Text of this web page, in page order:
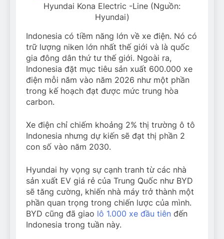
Hyundai Kona Electric -Line (Nguồn:
Hyundai)
Indonesia có tiềm năng lớn về xe điện. Nó có
trữ lượng niken lớn nhất thế giới và là quốc
gia đông dân thứ tư thế giới. Ngoài ra,
Indonesia đặt mục tiêu sản xuất 600.000 xe
điện mỗi năm vào năm 2026 như một phần
trong kế hoạch đạt được mức trung hòa
carbon.
Xe điện chỉ chiếm khoảng 2% thị trường ô tô
Indonesia nhưng dự kiến sẽ đạt thị phần 2
con số vào năm 2030.
Hyundai hy vọng sự cạnh tranh từ các nhà
sản xuất EV giá rẻ của Trung Quốc như BYD
sẽ tăng cường, khiến nhà máy trở thành một
phần quan trọng trong chiến lược của mình.
BYD cũng đã giao lô 1.000 xe đầu tiên đến
Indonesia trong tuần này.